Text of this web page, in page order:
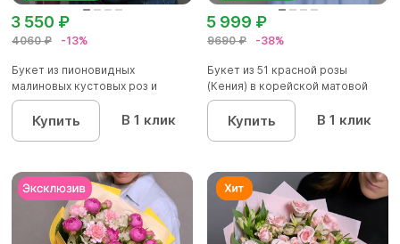
4060 ₽ -13%
3 550 ₽
Букет из пионовидных
малиновых кустовых роз и
альстроме...
Купить В 1 клик
9690 ₽ -38%
5 999 ₽
Букет из 51 красной розы
(Кения) в корейской матовой
уп...
Купить В 1 клик